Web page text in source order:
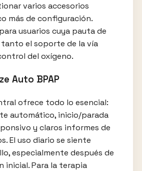
varios accesorios
más de configuración.
usuarios cuya pauta de
el soporte de la vía
del oxígeno.
Auto BPAP
ofrece todo lo esencial:
automático, inicio/parada
y claros informes de
El uso diario se siente
especialmente después de
inicial. Para la terapia